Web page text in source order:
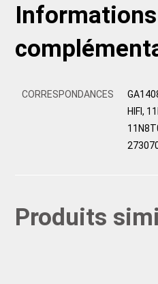
Informations
CORRESPONDANCES
HIFI,
Produits